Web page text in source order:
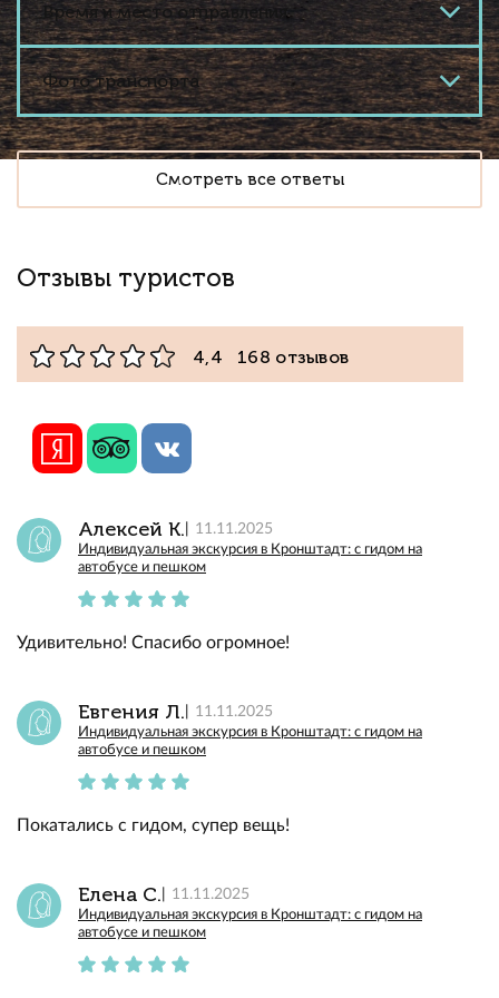
Время и место отправления
Фото транспорта
Смотреть все ответы
Отзывы туристов
4,4 168 отзывов
Алексей К. 11.11.2025
Индивидуальная экскурсия в Кронштадт: с гидом на
автобусе и пешком
Удивительно! Спасибо огромное!
Евгения Л. 11.11.2025
Индивидуальная экскурсия в Кронштадт: с гидом на
автобусе и пешком
Покатались с гидом, супер вещь!
Елена С. 11.11.2025
Индивидуальная экскурсия в Кронштадт: с гидом на
автобусе и пешком